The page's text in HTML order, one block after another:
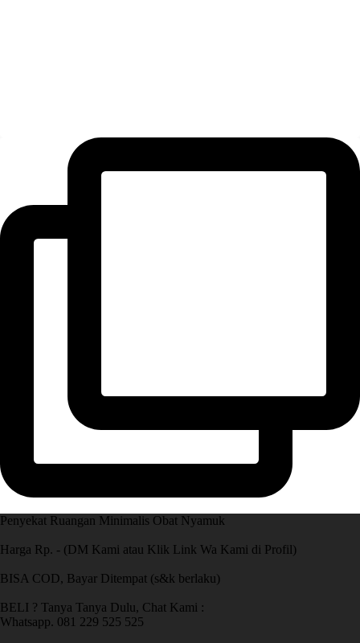
Penyekat Ruangan Minimalis Obat Nyamuk
Harga Rp. - (DM Kami atau Klik Link Wa Kami di Profil)
BISA COD, Bayar Ditempat (s&k berlaku)
BELI ? Tanya Tanya Dulu, Chat Kami :
Whatsapp. 081 229 525 525